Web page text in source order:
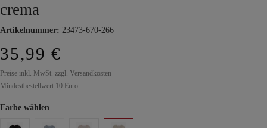
crema
Artikelnummer: 23473-670-266
35,99 €
Preise inkl. MwSt. zzgl. Versandkosten
Mindestbestellwert 10 Euro
Farbe wählen